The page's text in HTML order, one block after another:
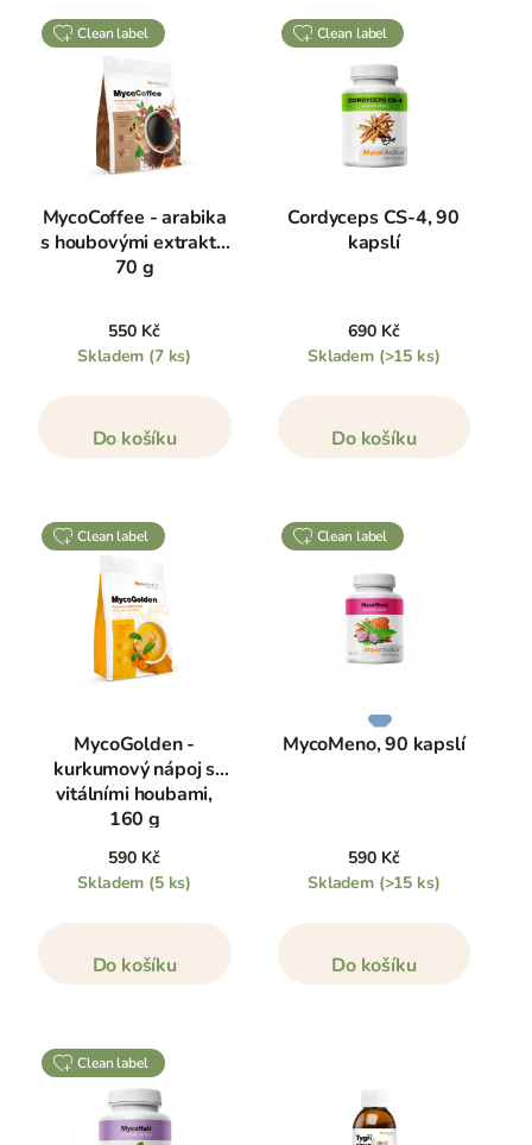
clean label
MycoCoffee - arabika
s houbovými extrakty,
70 g
550 Kč
Skladem (7 ks)
Do košíku
clean label
Cordyceps CS-4, 90
kapslí
690 Kč
Skladem (>15 ks)
Do košíku
clean label
MycoGolden -
kurkumový nápoj s
vitálními houbami,
160 g
590 Kč
Skladem (5 ks)
Do košíku
clean label
MycoMeno, 90 kapslí
590 Kč
Skladem (>15 ks)
Do košíku
clean label